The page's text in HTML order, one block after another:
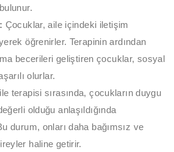
Çocuklar, aile içindeki iletişim
öğrenirler. Terapinin ardından
becerileri geliştiren çocuklar, sosyal
olurlar.
terapisi sırasında, çocukların duygu
olduğu anlaşıldığında
durum, onları daha bağımsız ve
haline getirir.